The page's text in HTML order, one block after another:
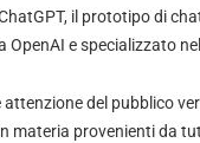
il prototipo di
e specializzato
del pubblico
materia provenienti da